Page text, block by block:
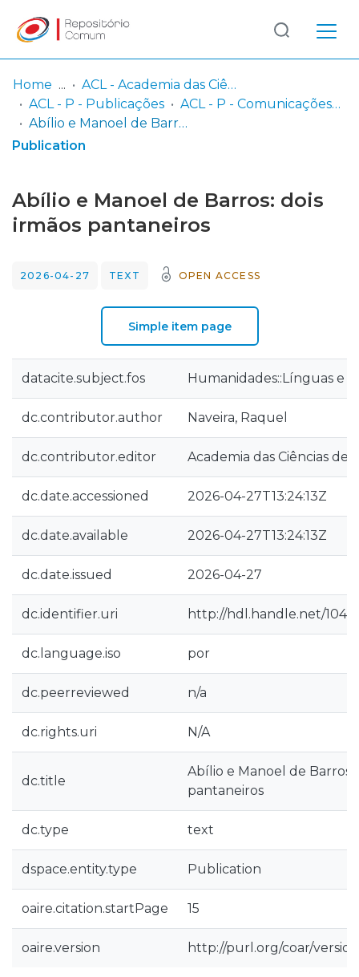
Communities
& Collections
Log
In
(current)
Home
ACL - Academia das Ciências de Lisboa
ACL - P - Publicações
ACL - P - Comunicações da Classe de Letras
Abílio e Manoel de Barros: dois irmãos pantaneiros
Publication
Abílio e Manoel de Barros: dois
irmãos pantaneiros
2026-04-27 TEXT OPEN ACCESS
Simple item page
datacite.subject.fos Humanidades::Línguas e
dc.contributor.author Naveira, Raquel
dc.contributor.editor Academia das Ciências de
dc.date.accessioned 2026-04-27T13:24:13Z
dc.date.available 2026-04-27T13:24:13Z
dc.date.issued 2026-04-27
dc.identifier.uri http://hdl.handle.net/
dc.language.iso por
dc.peerreviewed n/a
dc.rights.uri N/A
dc.title
Abílio e Manoel de Barros:
pantaneiros
dc.type text
dspace.entity.type Publication
oaire.citation.startPage 15
oaire.version http://purl.org/coar/